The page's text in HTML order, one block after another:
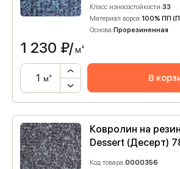
Класс износостойкости:33
Материал ворса:100% ПП
Основа:Прорезиненная
1 230 ₽/м²
м² В
Ковролин на
Dessert (Десерт)
Код товара:0000356